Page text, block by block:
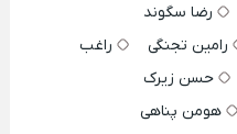
رضا سگوند
رامین تجنگی
راغب
حسن زیرک
هومن پناهی